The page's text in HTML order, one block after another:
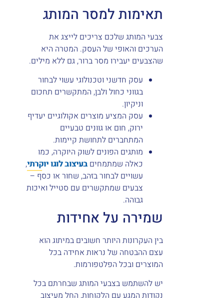
תאימות למסר המותג
צבעי המותג שלכם צריכים לייצג את
הערכים והאופי של העסק. המטרה היא
שהצבעים יעבירו מסר ברור, גם ללא מילים.
עסק חדשני וטכנולוגי עשוי לבחור
בגווני כחול ולבן, המתקשרים תחכום
וניקיון.
עסק המציע מוצרים אקולוגיים יעדיף
ירוק, חום או גוונים טבעיים
המתחברים לתחושת קיימות.
מותגים הפונים לשוק היוקרה, כמו
כאלה שמתמחיםבעיצוב לוגו יוקרתי,
עשויים לבחור בזהב, שחור או כסף –
צבעים שמתקשרים עם סטייל ואיכות
גבוהה.
שמירה על אחידות
בין העקרונות היותר חשובים במיתוג הוא
עצם ההבטחה של נראות אחידה בכל
המוצרים ובכל הפלטפורמות.
יש להשתמש בצבעי המותג שבחרתם בכל